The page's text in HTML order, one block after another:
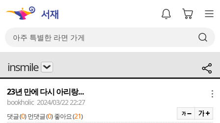
insmile
23년 만에 다시 아리랑...
bookholic 2024/03/22 22:27
댓글 (0) 먼댓글 (0) 좋아요 (21)